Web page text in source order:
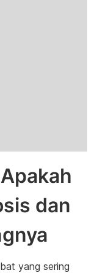
dan
yang sering